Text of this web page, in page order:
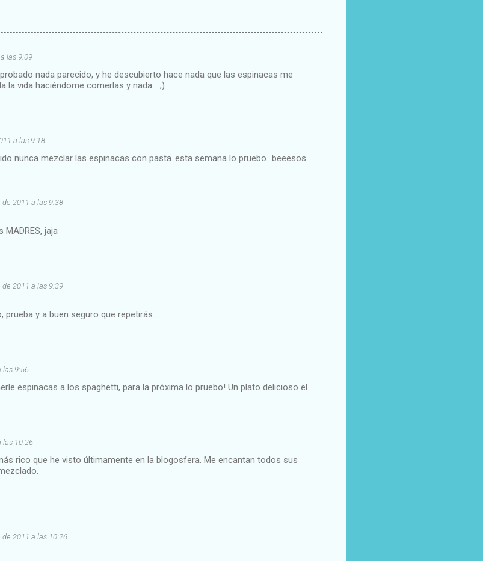
las 9:09
nada parecido, y he descubierto hace nada que las espinacas me
la vida haciéndome comerlas y nada... ;)
a las 9:18
nunca mezclar las espinacas con pasta..esta semana lo pruebo...beeesos
2011 a las 9:38
jaja
2011 a las 9:39
prueba y a buen seguro que repetirás...
las 9:56
espinacas a los spaghetti, para la próxima lo pruebo! Un plato delicioso el
las 10:26
rico que he visto últimamente en la blogosfera. Me encantan todos sus
2011 a las 10:26